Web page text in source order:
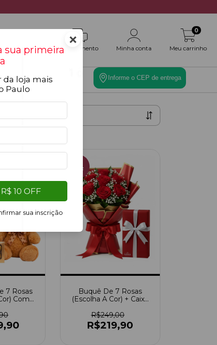
Atendimento Minha conta Meu carrinho
0
Toque Final Informe o CEP de entrega
7 Rosas
Com
OFF
Buquê De 7 Rosas
(Escolha A Cor) + Caixa
R$249,00
R$219,90
×
sua primeira
loja mais
Paulo
10 OFF
sua inscrição